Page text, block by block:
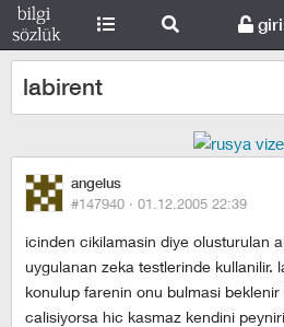
labirent
angelus
#147940 · 01.12.2005 22:39
icinden cikilamasin diye olusturulan
uygulanan zeka testlerinde kullanilir.
konulup farenin onu bulmasi
calisiyorsa hic kasmaz kendini